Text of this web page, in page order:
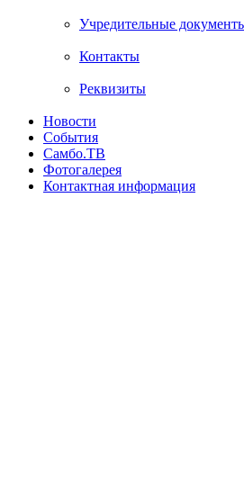
Учредительные
Контакты
Реквизиты
Новости
События
Самбо.ТВ
Фотогалерея
Контактная информация